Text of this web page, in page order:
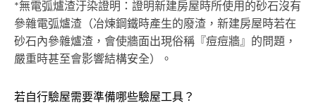
*無電弧爐渣汙染證明：證明新建房屋時所使用的砂石沒有
參雜電弧爐渣（冶煉鋼鐵時產生的廢渣，新建房屋時若在
砂石內參雜爐渣，會使牆面出現俗稱『痘痘牆』的問題，
嚴重時甚至會影響結構安全）。
若自行驗屋需要準備哪些驗屋工具？